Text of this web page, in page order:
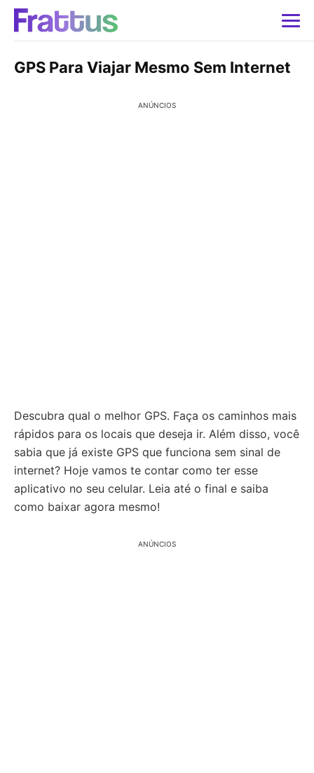
GPS Para Viajar Mesmo Sem Internet
ANÚNCIOS
Descubra qual o melhor GPS. Faça os caminhos mais
rápidos para os locais que deseja ir. Além disso, você
sabia que já existe GPS que funciona sem sinal de
internet? Hoje vamos te contar como ter esse
aplicativo no seu celular. Leia até o final e saiba
como baixar agora mesmo!
ANÚNCIOS